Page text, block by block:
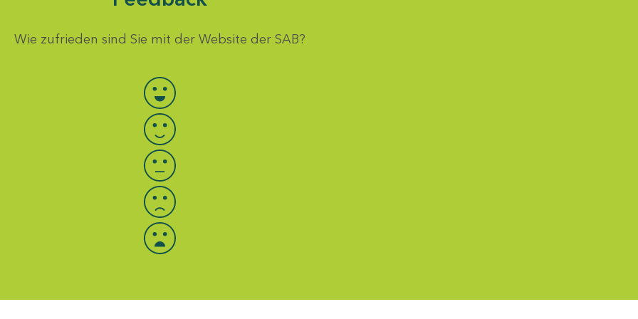
Wie zufrieden sind Sie mit der Website der SAB?
Bewertung auswählen